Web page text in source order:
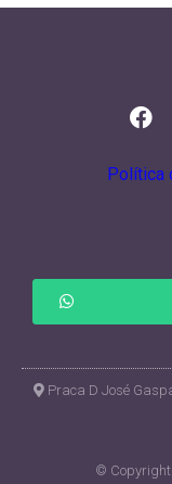
Política
Praca D José
© Copyright